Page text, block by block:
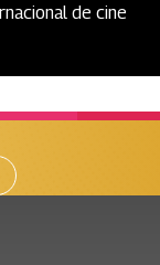
de cine